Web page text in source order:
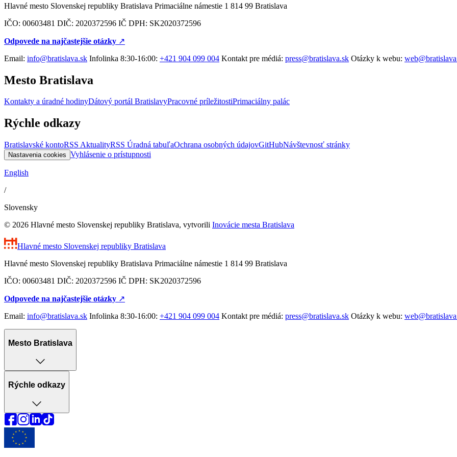
Hlavné mesto Slovenskej republiky Bratislava Primaciálne námestie 1 814 99 Bratislava
IČO: 00603481 DIČ: 2020372596 IČ DPH: SK2020372596
Odpovede na najčastejšie otázky ↗︎
Email: info@bratislava.sk Infolinka 8:30-16:00: +421 904 099 004 Kontakt pre médiá: press@bratislava.sk Otázky k webu:
Mesto Bratislava
Kontakty a úradné hodinyDátový portál BratislavyPracovné príležitostiPrimaciálny palác
Rýchle odkazy
Bratislavské kontoRSS AktualityRSS Úradná tabuľaOchrana osobných údajovGitHubNávštevnosť stránky
Nastavenia cookies Vyhlásenie o prístupnosti
English
/
Slovensky
© 2026 Hlavné mesto Slovenskej republiky Bratislava, vytvorili Inovácie mesta Bratislava
Hlavné mesto Slovenskej republiky Bratislava
Hlavné mesto Slovenskej republiky Bratislava Primaciálne námestie 1 814 99 Bratislava
IČO: 00603481 DIČ: 2020372596 IČ DPH: SK2020372596
Odpovede na najčastejšie otázky ↗︎
Email: info@bratislava.sk Infolinka 8:30-16:00: +421 904 099 004 Kontakt pre médiá: press@bratislava.sk Otázky k webu:
Mesto Bratislava
Rýchle odkazy